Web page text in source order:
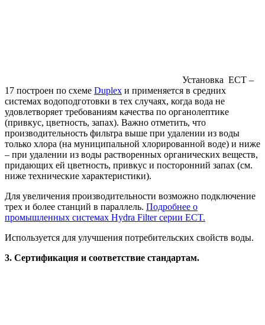
Установка ECT –
17 построен по схеме Duplex и применяется в средних
системах водоподготовки в тех случаях, когда вода не
удовлетворяет требованиям качества по органолептике
(привкус, цветность, запах). Важно отметить, что
производительность фильтра выше при удалении из воды
только хлора (на муниципальной хлорированной воде) и ниже
– при удалении из воды растворенных органических веществ,
придающих ей цветность, привкус и посторонний запах (см.
ниже технические характеристики).
Для увеличения производительности возможно подключение
трех и более станций в параллель. Подробнее о
промышленных системах Hydra Filter серии ECT.
Используется для улучшения потребительских свойств воды.
3. Сертификация и соответствие стандартам.